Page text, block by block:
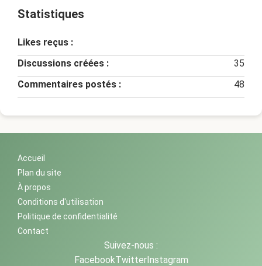
Statistiques
Likes reçus :
Discussions créées :
35
Commentaires postés :
48
Accueil
Plan du site
À propos
Conditions d'utilisation
Politique de confidentialité
Contact
Suivez-nous :
FacebookTwitterInstagram